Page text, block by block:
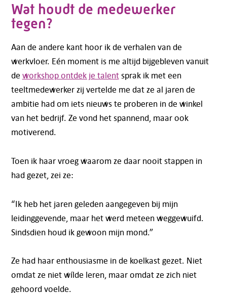
Wat houdt de medewerker
tegen?
Aan de andere kant hoor ik de verhalen van de
werkvloer. Eén moment is me altijd bijgebleven vanuit
de workshop ontdek je talentsprak ik met een
teeltmedewerker zij vertelde me dat ze al jaren de
ambitie had om iets nieuws te proberen in de winkel
van het bedrijf. Ze vond het spannend, maar ook
motiverend.
Toen ik haar vroeg waarom ze daar nooit stappen in
had gezet, zei ze:
“Ik heb het jaren geleden aangegeven bij mijn
leidinggevende, maar het werd meteen weggewuifd.
Sindsdien houd ik gewoon mijn mond.”
Ze had haar enthousiasme in de koelkast gezet. Niet
omdat ze niet wílde leren, maar omdat ze zich niet
gehoord voelde.